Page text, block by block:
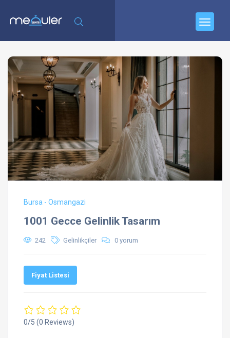
Bursa - Osmangazi
1001 Gecce Gelinlik Tasarım
242 Gelinlikçiler 0 yorum
Fiyat Listesi
0/5 (0 Reviews)